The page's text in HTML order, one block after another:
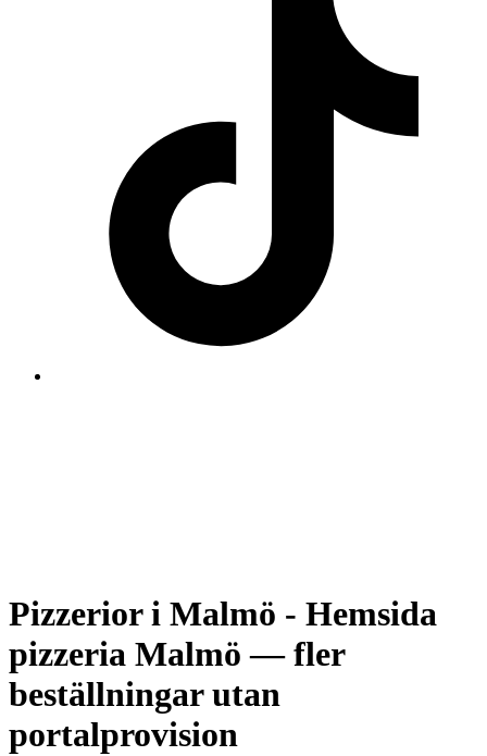
Pizzerior i Malmö - Hemsida
pizzeria Malmö — fler
beställningar utan
portalprovision